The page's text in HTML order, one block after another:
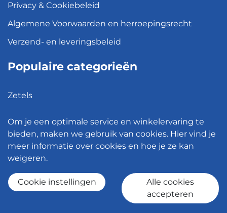
Privacy & Cookiebeleid
Algemene Voorwaarden en herroepingsrecht
Verzend- en leveringsbeleid
Populaire categorieën
Zetels
Hanglampen
Bureaustoelen
© 2026 - Meubelen Jonckheere -
Om je een optimale service en winkelervaring te
bieden, maken we gebruik van cookies. Hier vind je
meer informatie over cookies en hoe je ze kan
weigeren.
Cookie instellingen
Alle cookies
accepteren